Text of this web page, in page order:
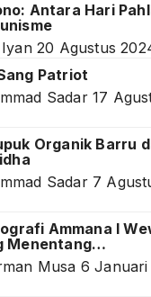
Antara Hari
20 Agustus
Patriot
Sadar 17
Organik Barru
Sadar 7
Ammana I
Menentang…
Musa 6 Januari